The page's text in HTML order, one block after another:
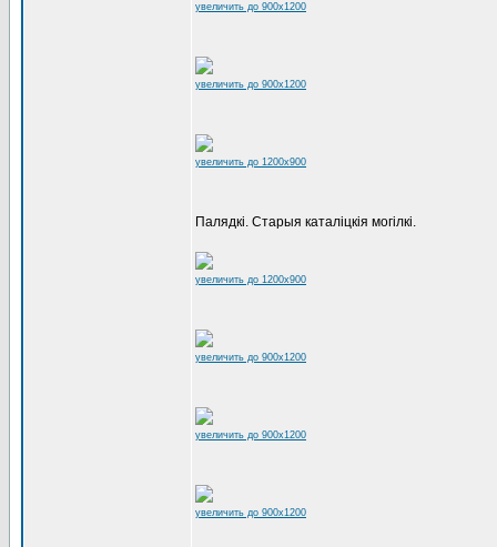
увеличить до 900x1200
увеличить до 900x1200
увеличить до 1200x900
Палядкі. Старыя каталіцкія могілкі.
увеличить до 1200x900
увеличить до 900x1200
увеличить до 900x1200
увеличить до 900x1200